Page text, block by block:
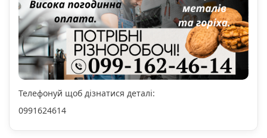
Телефонуй щоб дізнатися деталі:
0991624614